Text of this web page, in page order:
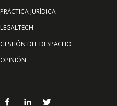
PRÁCTICA JURÍDICA
LEGALTECH
GESTIÓN DEL DESPACHO
OPINIÓN